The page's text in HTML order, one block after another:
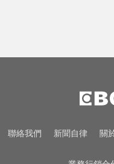
萬人撤離
一變天膝蓋
月板變形，
台股跌170
聯絡我們 新聞自律 關